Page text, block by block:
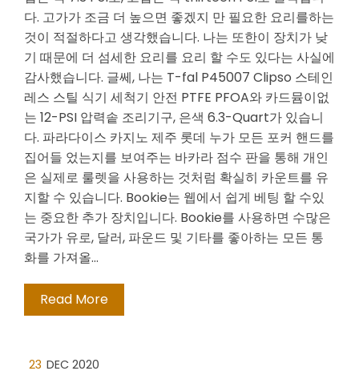
다. 고가가 조금 더 높으면 좋겠지 만 필요한 요리를하는
것이 적절하다고 생각했습니다. 나는 또한이 장치가 낮
기 때문에 더 섬세한 요리를 요리 할 수도 있다는 사실에
감사했습니다. 글쎄, 나는 T-fal P45007 Clipso 스테인
레스 스틸 식기 세척기 안전 PTFE PFOA와 카드뮴이없
는 12-PSI 압력솥 조리기구, 은색 6.3-Quart가 있습니
다. 파라다이스 카지노 제주 롯데 누가 모든 포커 핸드를
집어들 었는지를 보여주는 바카라 점수 판을 통해 개인
은 실제로 룰렛을 사용하는 것처럼 확실히 카운트를 유
지할 수 있습니다. Bookie는 웹에서 쉽게 베팅 할 수있
는 중요한 추가 장치입니다. Bookie를 사용하면 수많은
국가가 유로, 달러, 파운드 및 기타를 좋아하는 모든 통
화를 가져올…
Read More
23 DEC 2020